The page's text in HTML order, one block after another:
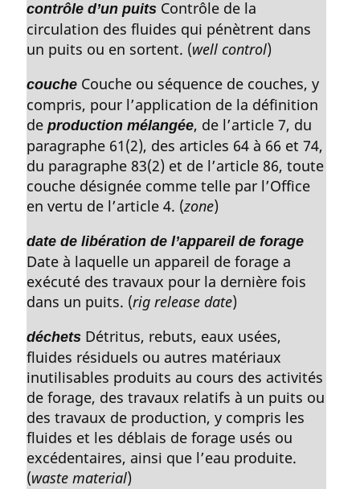
contrôle d’un puits Contrôle de la
circulation des fluides qui pénètrent dans
un puits ou en sortent. (well control)
couche Couche ou séquence de couches, y
compris, pour l’application de la définition
de production mélangée, de l’article 7, du
paragraphe 61(2), des articles 64 à 66 et 74,
du paragraphe 83(2) et de l’article 86, toute
couche désignée comme telle par l’Office
en vertu de l’article 4. (zone)
date de libération de l’appareil de forage
Date à laquelle un appareil de forage a
exécuté des travaux pour la dernière fois
dans un puits. (rig release date)
déchets Détritus, rebuts, eaux usées,
fluides résiduels ou autres matériaux
inutilisables produits au cours des activités
de forage, des travaux relatifs à un puits ou
des travaux de production, y compris les
fluides et les déblais de forage usés ou
excédentaires, ainsi que l’eau produite.
(waste material)